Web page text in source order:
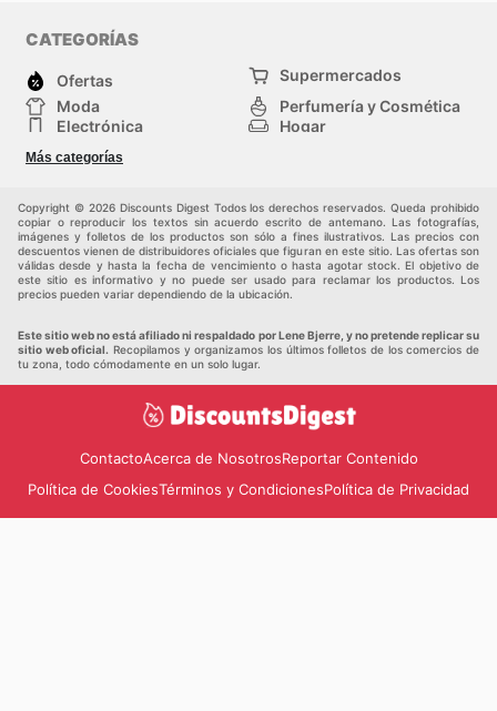
CATEGORÍAS
Ofertas
Supermercados
Moda
Perfumería y Cosmética
Electrónica
Hogar
Deporte
Juguetes y bebés
Más categorías
Copyright © 2026 Discounts Digest Todos los derechos reservados. Queda prohibido
copiar o reproducir los textos sin acuerdo escrito de antemano. Las fotografías,
imágenes y folletos de los productos son sólo a fines ilustrativos. Las precios con
descuentos vienen de distribuidores oficiales que figuran en este sitio. Las ofertas son
válidas desde y hasta la fecha de vencimiento o hasta agotar stock. El objetivo de
este sitio es informativo y no puede ser usado para reclamar los productos. Los
precios pueden variar dependiendo de la ubicación.
Este sitio web no está afiliado ni respaldado por Lene Bjerre, y no pretende replicar su
sitio web oficial. Recopilamos y organizamos los últimos folletos de los comercios de
tu zona, todo cómodamente en un solo lugar.
ContactoAcerca de NosotrosReportar Contenido
Política de CookiesTérminos y CondicionesPolítica de Privacidad